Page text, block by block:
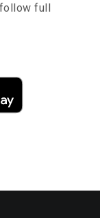
full